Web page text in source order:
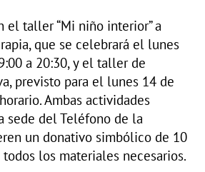
el taller “Mi niño interior” a
que se celebrará el lunes
a 20:30, y el taller de
previsto para el lunes 14 de
Ambas actividades
sede del Teléfono de la
un donativo simbólico de 10
los materiales necesarios.